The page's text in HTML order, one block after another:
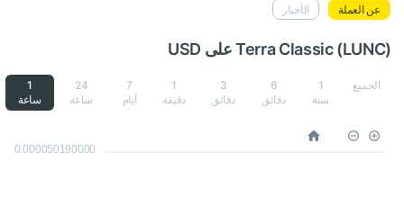
عن العملة الأخبار
Terra Classic (LUNC) على USD
الجميع
1
سنة
6
دقائق
3
دقائق
دقيقة
7
أيام
24
ساعة
1
ساعة
0.000050190000